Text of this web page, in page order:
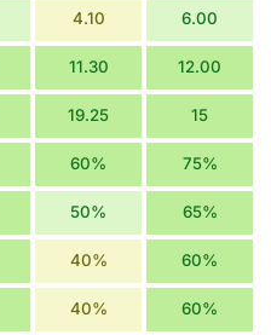
4.10 6.00
11.30 12.00
19.25 15
60% 75%
50% 65%
40% 60%
40% 60%